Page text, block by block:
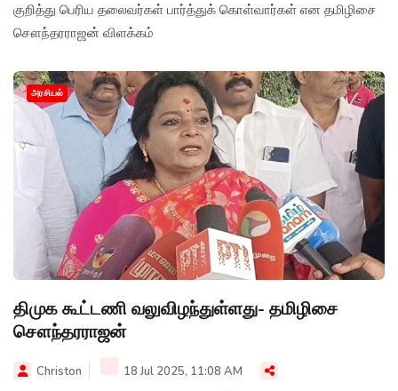
குறித்து பெரிய தலைவர்கள் பார்த்துக் கொள்வார்கள் என தமிழிசை
சௌந்தரராஜன் விளக்கம்
அரசியல்
திமுக கூட்டணி வலுவிழந்துள்ளது- தமிழிசை
சௌந்தரராஜன்
Christon 18 Jul 2025, 11:08 AM